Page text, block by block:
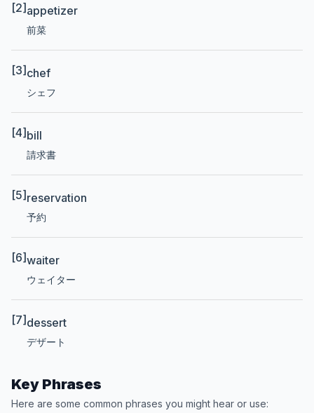
[2] appetizer
前菜
[3] chef
シェフ
[4] bill
請求書
[5] reservation
予約
[6]waiter
ウェイター
[7] dessert
デザート
Key Phrases
Here are some common phrases you might hear or use: